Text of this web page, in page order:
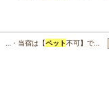
…・当宿は【ペット不可】で…